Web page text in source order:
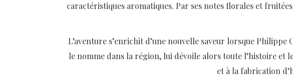
caractéristiques aromatiques. Par ses notes florales et
L’aventure s’enrichit d’une nouvelle saveur lorsque
le nomme dans la région, lui dévoile alors toute l’histoire et
et à la fabrication